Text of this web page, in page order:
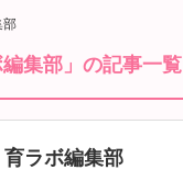
部
集部」の記事一覧
育ラボ編集部